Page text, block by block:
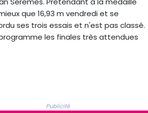
que 16,93 m vendredi et se
ses trois essais et n'est pas classé.
les finales très attendues
Publicité